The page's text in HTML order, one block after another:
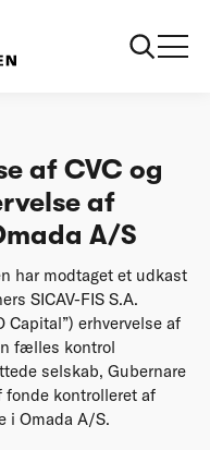
af CVC og
af
A/S
har modtaget et udkast
SICAV-FIS S.A.
Capital”) erhvervelse af
fælles kontrol
selskab, Gubernare
fonde kontrolleret af
i Omada A/S.